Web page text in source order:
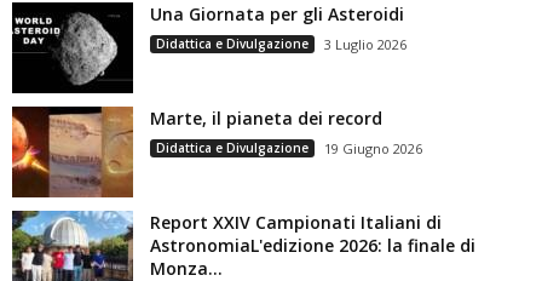
Una Giornata per gli Asteroidi
Didattica e Divulgazione 3 Luglio 2026
Marte, il pianeta dei record
Didattica e Divulgazione 19 Giugno 2026
Report XXIV Campionati Italiani di
AstronomiaL'edizione 2026: la finale di
Monza...